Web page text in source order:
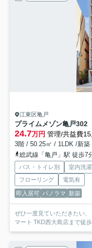
江東区亀戸
プライムメゾン亀戸302
24.7万円 管理/共益費
3階 / 50.25㎡ / 1LDK /新築
総武線「亀戸」駅 徒歩7
バス・トイレ別 室内洗
フローリング
電気有
即入居可 パノラマ 新築
ぜひ一度見ていただきたい
マート TKD西大島店まで徒